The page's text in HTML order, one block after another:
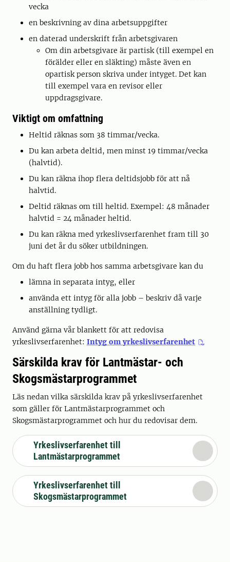
vecka
en beskrivning av dina arbetsuppgifter
en daterad underskrift från arbetsgivaren
Om din arbetsgivare är partisk (till exempel en
förälder eller en släkting) måste även en
opartisk person skriva under intyget. Det kan
till exempel vara en revisor eller
uppdragsgivare.
Viktigt om omfattning
Heltid räknas som 38 timmar/vecka.
Du kan arbeta deltid, men minst 19 timmar/vecka
(halvtid).
Du kan räkna ihop flera deltidsjobb för att nå
halvtid.
Deltid räknas om till heltid. Exempel: 48 månader
halvtid = 24 månader heltid.
Du kan räkna med yrkeslivserfarenhet fram till 30
juni det år du söker utbildningen.
Om du haft flera jobb hos samma arbetsgivare kan du
lämna in separata intyg, eller
använda ett intyg för alla jobb – beskriv då varje
anställning tydligt.
Använd gärna vår blankett för att redovisa
yrkeslivserfarenhet: Intyg om yrkeslivserfarenhet
Särskilda krav för Lantmästar- och
Skogsmästarprogrammet
Läs nedan vilka särskilda krav på yrkeslivserfarenhet
som gäller för Lantmästarprogrammet och
Skogsmästarprogrammet och hur du redovisar dem.
Yrkeslivserfarenhet till
Lantmästarprogrammet
Yrkeslivserfarenhet till
Skogsmästarprogrammet